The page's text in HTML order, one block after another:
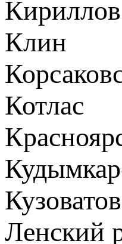
Кириллов
Клин
Котлас
Ленский